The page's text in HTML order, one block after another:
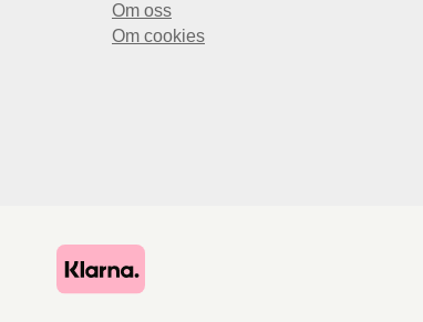
Om oss
Om cookies